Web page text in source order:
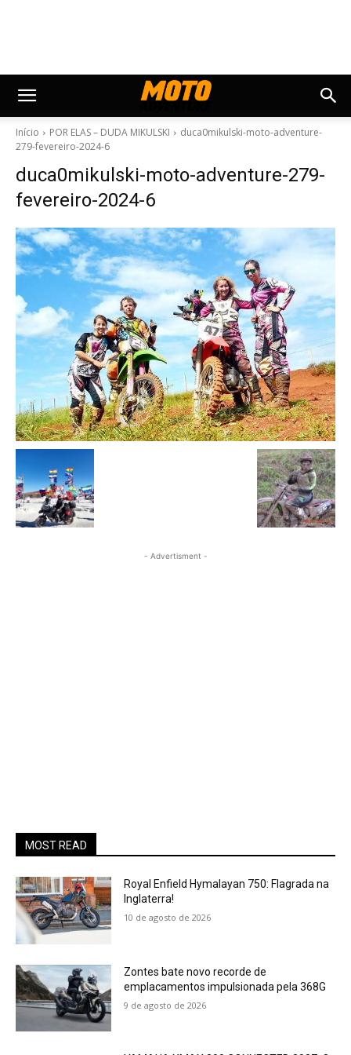
Início POR ELAS – DUDA MIKULSKI
duca0mikulski-moto-adventure-
279-fevereiro-2024-6
duca0mikulski-moto-adventure-279-
fevereiro-2024-6
- Advertisment -
MOST READ
Royal Enfield Hymalayan 750: Flagrada na
Inglaterra!
10 de agosto de 2026
Zontes bate novo recorde de
emplacamentos impulsionada pela 368G
9 de agosto de 2026